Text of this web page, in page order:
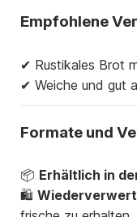
Empfohlene
✔ Rustikales Brot
✔ Weiche und gut
Formate und
📦 Erhältlich in
🛍